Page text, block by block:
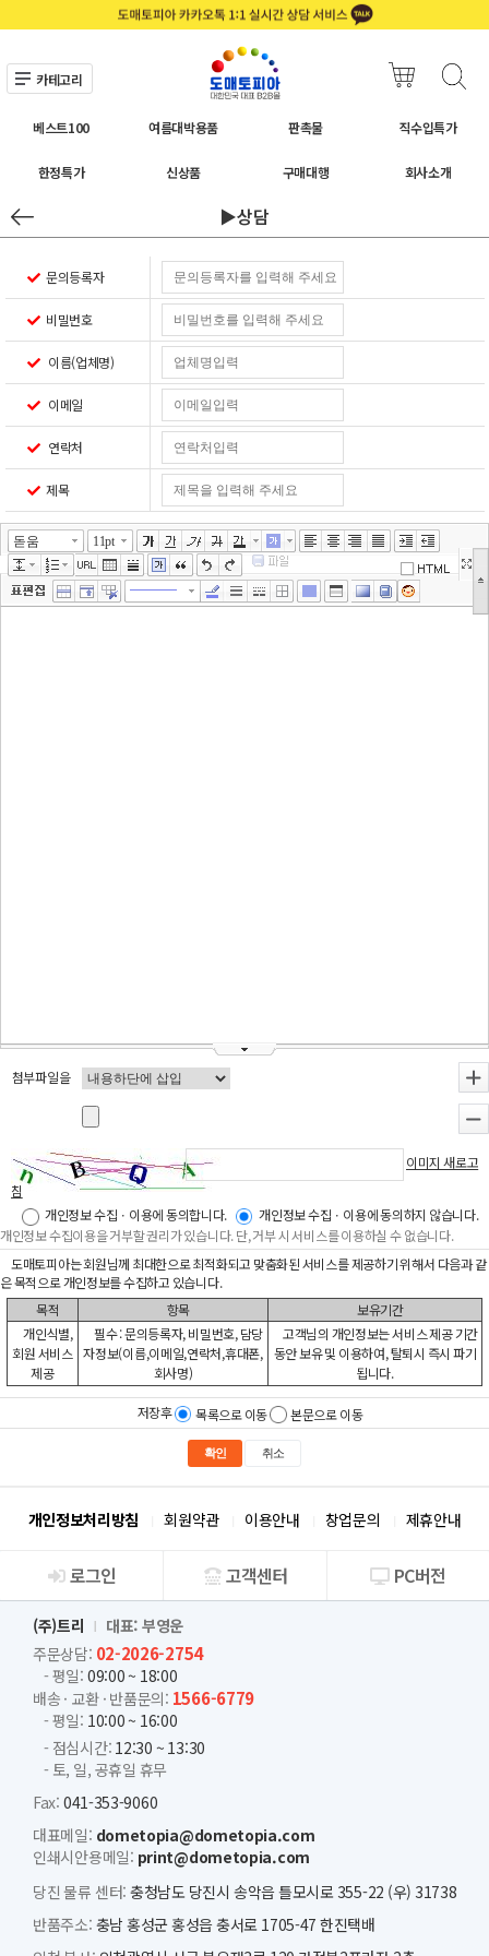
카테고리
베스트100 여름대박용품 판촉물 직수입특가
한정특가 신상품 구매대행 회사소개
▶상담
문의등록자
비밀번호
이름(업체명)
이메일
연락처
제목
돋움 11pt
첨부파일을
이미지 새로고
침
개인정보 수집ㆍ이용에 동의합니다.
개인정보 수집ㆍ이용에 동의하지 않습니다.
개인정보 수집이용을 거부할 권리가 있습니다. 단, 거부 시 서비스를 이용하실 수 없습니다.
도매토피아는 회원님께 최대한으로 최적화되고 맞춤화된 서비스를 제공하기 위해서 다음과 같
은 목적으로 개인정보를 수집하고 있습니다.
목적
항목
보유기간
개인식별,
회원 서비스
제공
필수 : 문의등록자, 비밀번호, 담당
자정보(이름,이메일,연락처,휴대폰,
회사명)
고객님의 개인정보는 서비스 제공 기간
동안 보유 및 이용하여, 탈퇴시 즉시 파기
됩니다.
저장후 목록으로 이동 본문으로 이동
확인 취소
개인정보처리방침 회원약관 이용안내 창업문의 제휴안내
회사소개
로그인 고객센터 PC버전
(주)트리
대표: 부영운
주문상담: 02-2026-2754
- 평일: 09:00 ~ 18:00
배송 · 교환 · 반품문의: 1566-6779
- 평일: 10:00 ~ 16:00
- 점심시간: 12:30 ~ 13:30
- 토, 일, 공휴일 휴무
Fax: 041-353-9060
대표메일: dometopia@dometopia.com
인쇄시안용메일: print@dometopia.com
당진 물류 센터: 충청남도 당진시 송악읍 틀모시로 355-22 (우) 31738
반품주소: 충남 홍성군 홍성읍 충서로 1705-47 한진택배